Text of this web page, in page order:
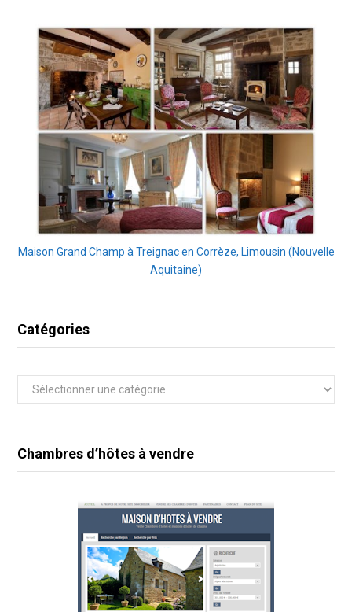
Maison Grand Champ à Treignac en Corrèze, Limousin (Nouvelle
Aquitaine)
Catégories
Catégories
Chambres d’hôtes à vendre